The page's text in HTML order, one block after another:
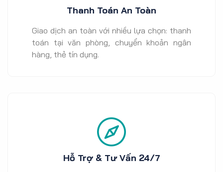
Thanh Toán An Toàn
Giao dịch an toàn với nhiều lựa chọn: thanh
toán tại văn phòng, chuyển khoản ngân
hàng, thẻ tín dụng.
Hỗ Trợ & Tư Vấn 24/7